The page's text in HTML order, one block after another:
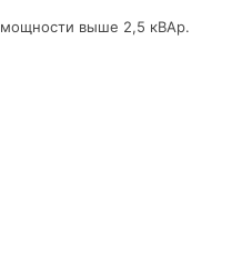
мощности выше 2,5 кВАр.